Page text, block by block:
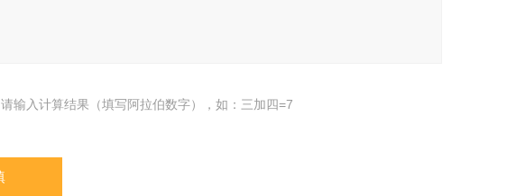
请输入计算结果（填写阿拉伯数字），如：三加四=7